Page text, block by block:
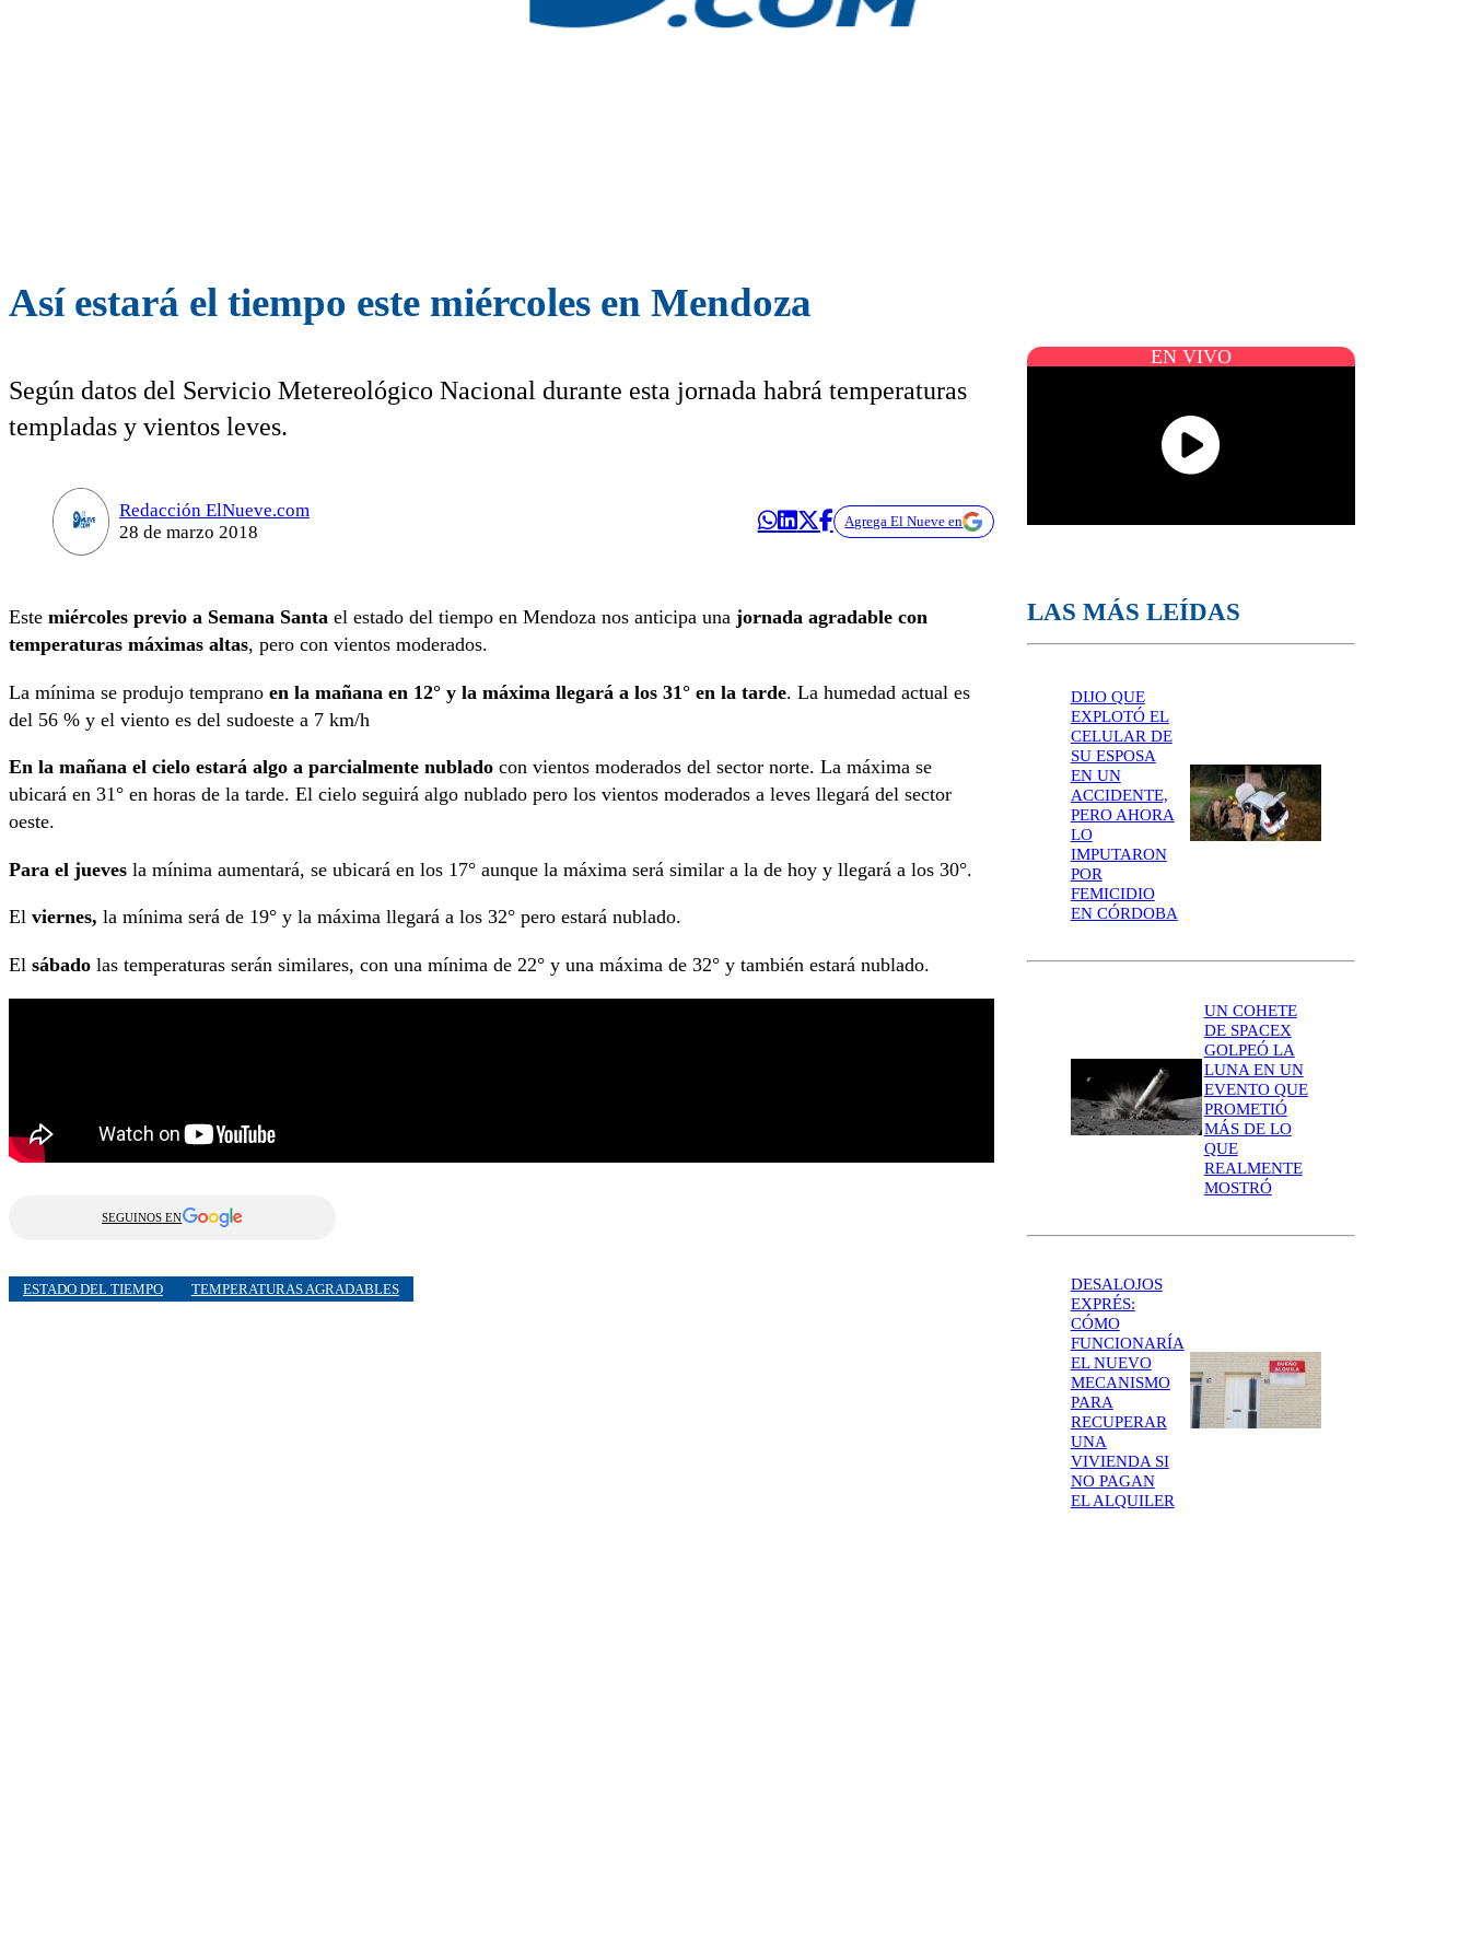
Así estará el tiempo este miércoles en Mendoza
Según datos del Servicio Metereológico Nacional durante esta jornada habrá temperaturas
templadas y vientos leves.
Redacción ElNueve.com
28 de marzo 2018
Agrega El Nueve en
Este miércoles previo a Semana Santa el estado del tiempo en Mendoza nos anticipa una jornada agradable con
temperaturas máximas altas, pero con vientos moderados.
La mínima se produjo temprano en la mañana en 12° y la máxima llegará a los 31° en la tarde. La humedad actual es
del 56 % y el viento es del sudoeste a 7 km/h
En la mañana el cielo estará algo a parcialmente nublado con vientos moderados del sector norte. La máxima se
ubicará en 31° en horas de la tarde. El cielo seguirá algo nublado pero los vientos moderados a leves llegará del sector
oeste.
Para el jueves la mínima aumentará, se ubicará en los 17° aunque la máxima será similar a la de hoy y llegará a los 30°.
El viernes, la mínima será de 19° y la máxima llegará a los 32° pero estará nublado.
El sábado las temperaturas serán similares, con una mínima de 22° y una máxima de 32° y también estará nublado.
SEGUINOS EN
ESTADO DEL TIEMPO TEMPERATURAS AGRADABLES
EN VIVO
LAS MÁS LEÍDAS
DIJO QUE
EXPLOTÓ EL
CELULAR DE
SU ESPOSA
EN UN
ACCIDENTE,
PERO AHORA
LO
IMPUTARON
POR
FEMICIDIO
EN CÓRDOBA
UN COHETE
DE SPACEX
GOLPEÓ LA
LUNA EN UN
EVENTO QUE
PROMETIÓ
MÁS DE LO
QUE
REALMENTE
MOSTRÓ
DESALOJOS
EXPRÉS:
CÓMO
FUNCIONARÍA
EL NUEVO
MECANISMO
PARA
RECUPERAR
UNA
VIVIENDA SI
NO PAGAN
EL ALQUILER